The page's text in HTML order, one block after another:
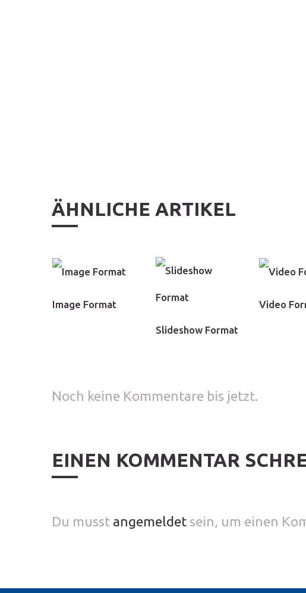
ÄHNLICHE ARTIKEL
Image Format
Slideshow Format
Video
Noch keine Kommentare bis jetzt.
EINEN KOMMENTAR
Du musst angemeldet sein, um einen